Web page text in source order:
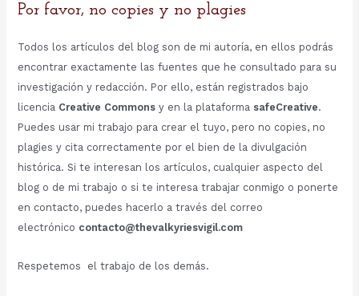
Por favor, no copies y no plagies
Todos los artículos del blog son de mi autoría, en ellos podrás
encontrar exactamente las fuentes que he consultado para su
investigación y redacción. Por ello, están registrados bajo
licencia Creative Commonsy en la plataforma safeCreative.
Puedes usar mi trabajo para crear el tuyo, pero no copies, no
plagies y cita correctamente por el bien de la divulgación
histórica. Si te interesan los artículos, cualquier aspecto del
blog o de mi trabajo o si te interesa trabajar conmigo o ponerte
en contacto, puedes hacerlo a través del correo
electrónico contacto@thevalkyriesvigil.com
Respetemos el trabajo de los demás.